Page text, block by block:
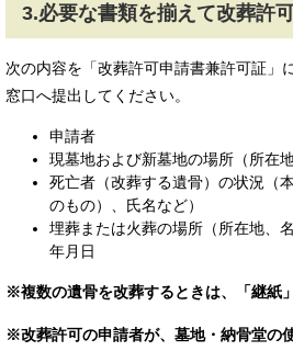
3.必要な書類を揃えて改葬許
次の内容を「改葬許可申請書兼許可証」
窓口へ提出してください。
申請者
現墓地および新墓地の場所（所在地
死亡者（改葬する遺骨）の状況（
のもの）、氏名など）
埋葬または火葬の場所（所在地、
年月日
※複数の遺骨を改葬するときは、「継紙
※改葬許可の申請者が、墓地・納骨堂の